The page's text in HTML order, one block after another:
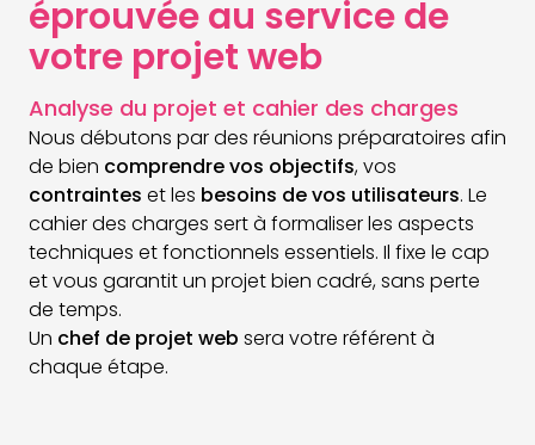
éprouvée au service de
votre projet web
Analyse du projet et cahier des charges
Nous débutons par des réunions préparatoires afin
de bien comprendrevos objectifs, vos
contraintes et les besoins de vos utilisateurs. Le
cahier des charges sert à formaliser les aspects
techniques et fonctionnels essentiels. Il fixe le cap
et vous garantit un projet bien cadré, sans perte
de temps.
Un chef de projet web sera votre référent à
chaque étape.